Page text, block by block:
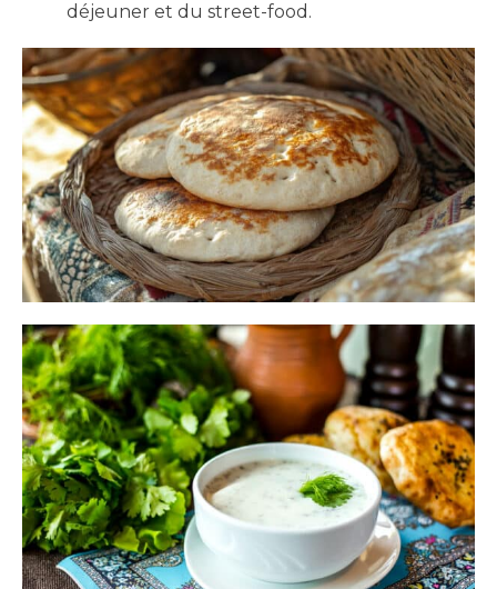
déjeuner et du street-food.